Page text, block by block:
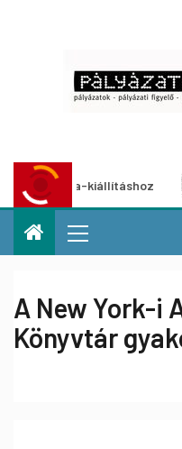
kiállításhoz
A New York-i
Könyvtár